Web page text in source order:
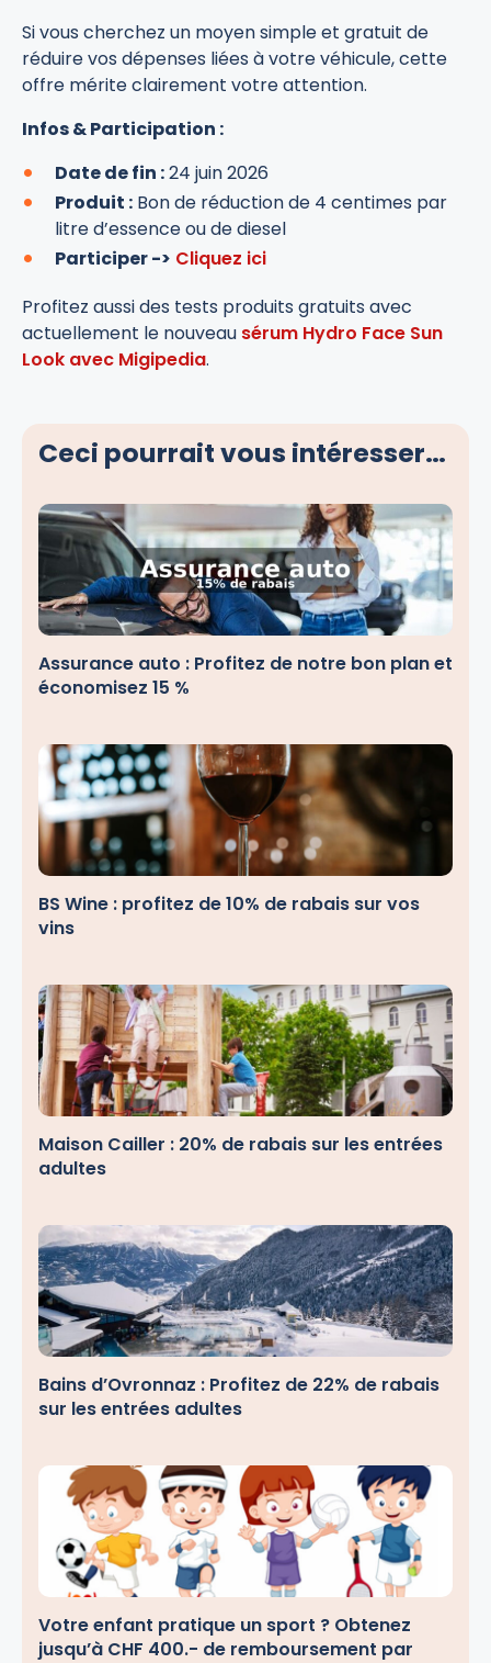
Si vous cherchez un moyen simple et gratuit de
réduire vos dépenses liées à votre véhicule, cette
offre mérite clairement votre attention.
Infos & Participation :
Date de fin :24 juin 2026
Produit : Bon de réduction de 4 centimes par
litre d’essence ou de diesel
Participer -> Cliquez ici
Profitez aussi des tests produits gratuits avec
actuellement le nouveau sérum Hydro Face Sun
Look avec Migipedia.
Ceci pourrait vous intéresser…
Assurance auto : Profitez de notre bon plan et
économisez 15 %
BS Wine : profitez de 10% de rabais sur vos
vins
Maison Cailler : 20% de rabais sur les entrées
adultes
Bains d’Ovronnaz : Profitez de 22% de rabais
sur les entrées adultes
Votre enfant pratique un sport ? Obtenez
jusqu’à CHF 400.- de remboursement par